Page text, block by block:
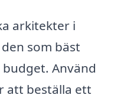
arkitekter i
som bäst
Använd
att beställa ett